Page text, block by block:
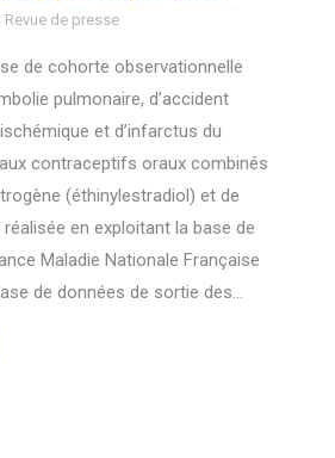
Revue de presse
de cohorte observationnelle
pulmonaire, d’accident
et d’infarctus du
contraceptifs oraux combinés
(éthinylestradiol) et de
en exploitant la base de
Maladie Nationale Française
de données de sortie des…